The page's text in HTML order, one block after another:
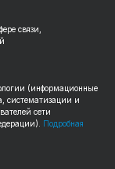
связи,
(информационные
систематизации и
сети
Подробная